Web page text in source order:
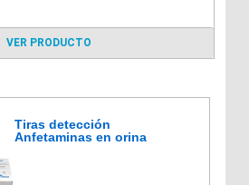
VER PRODUCTO
Tiras detección
Anfetaminas en orina